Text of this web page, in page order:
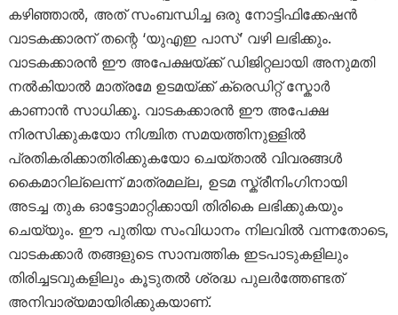
കഴിഞ്ഞാൽ, അത് സംബന്ധിച്ച ഒരു നോട്ടിഫിക്കേഷൻ
വാടകക്കാരന് തന്റെ ‘യുഎഇ പാസ്’ വഴി ലഭിക്കും.
വാടകക്കാരൻ ഈ അപേക്ഷയ്ക്ക് ഡിജിറ്റലായി അനുമതി
നൽകിയാൽ മാത്രമേ ഉടമയ്ക്ക് ക്രെഡിറ്റ് സ്കോർ
കാണാൻ സാധിക്കൂ. വാടകക്കാരൻ ഈ അപേക്ഷ
നിരസിക്കുകയോ നിശ്ചിത സമയത്തിനുള്ളിൽ
പ്രതികരിക്കാതിരിക്കുകയോ ചെയ്താൽ വിവരങ്ങൾ
കൈമാറില്ലെന്ന് മാത്രമല്ല, ഉടമ സ്ക്രീനിംഗിനായി
അടച്ച തുക ഓട്ടോമാറ്റിക്കായി തിരികെ ലഭിക്കുകയും
ചെയ്യും. ഈ പുതിയ സംവിധാനം നിലവിൽ വന്നതോടെ,
വാടകക്കാർ തങ്ങളുടെ സാമ്പത്തിക ഇടപാടുകളിലും
തിരിച്ചടവുകളിലും കൂടുതൽ ശ്രദ്ധ പുലർത്തേണ്ടത്
അനിവാര്യമായിരിക്കുകയാണ്.